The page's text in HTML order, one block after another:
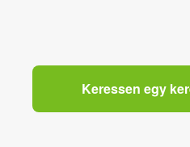
Keressen egy